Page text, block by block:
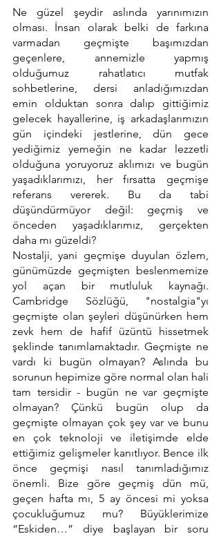
Ne güzel şeydir aslında yarınımızın
olması. İnsan olarak belki de farkına
varmadan geçmişte başımızdan
geçenlere, annemizle yapmış
olduğumuz rahatlatıcı mutfak
sohbetlerine, dersi anladığımızdan
emin olduktan sonra dalıp gittiğimiz
gelecek hayallerine, iş arkadaşlarımızın
gün içindeki jestlerine, dün gece
yediğimiz yemeğin ne kadar lezzetli
olduğuna yoruyoruz aklımızı ve bugün
yaşadıklarımızı, her fırsatta geçmişe
referans vererek. Bu da tabi
düşündürmüyor değil: geçmiş ve
önceden yaşadıklarımız, gerçekten
daha mı güzeldi?
Nostalji, yani geçmişe duyulan özlem,
günümüzde geçmişten beslenmemize
yol açan bir mutluluk kaynağı.
Cambridge Sözlüğü, "nostalgia"yı
geçmişte olan şeyleri düşünürken hem
zevk hem de hafif üzüntü hissetmek
şeklinde tanımlamaktadır. Geçmişte ne
vardı ki bugün olmayan? Aslında bu
sorunun hepimize göre normal olan hali
tam tersidir - bugün ne var geçmişte
olmayan? Çünkü bugün olup da
geçmişte olmayan çok şey var ve bunu
en çok teknoloji ve iletişimde elde
ettiğimiz gelişmeler kanıtlıyor. Bence ilk
önce geçmişi nasıl tanımladığımız
önemli. Bize göre geçmiş dün mü,
geçen hafta mı, 5 ay öncesi mi yoksa
çocukluğumuz mu? Büyüklerimize
“Eskiden…” diye başlayan bir soru